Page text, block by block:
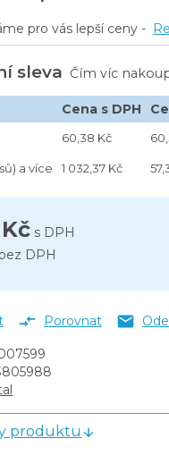
s DPH
bez DPH
pro vás lepší ceny -
sleva Čím víc
Cena s DPH
60,38 Kč
a více 1 032,37 Kč
Porovnat
produktu